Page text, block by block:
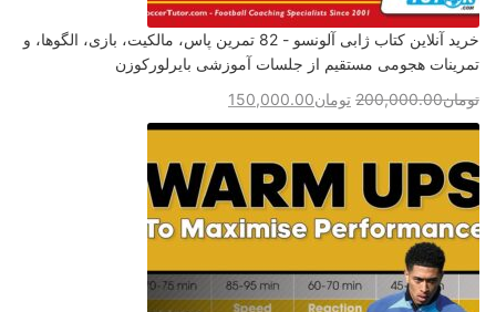
خرید آنلاین کتاب ژابی آلونسو - 82 تمرین پاس، مالکیت، بازی، الگوها، و
تمرینات هجومی مستقیم از جلسات آموزشی بایرلورکوزن
تومان200,000.00 تومان150,000.00